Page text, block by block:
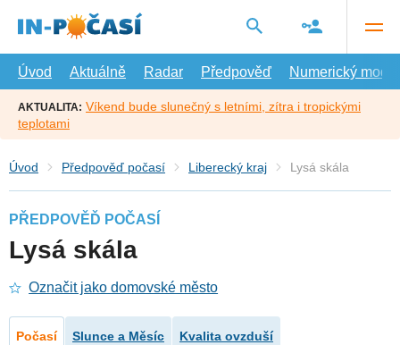
hlavní
Úvod
Aktuálně Radar Předpověď Numerický model
AKTUALITA: Víkend bude slunečný s letními, zítra i tropickými
teplotami
Úvod Předpověď počasí Liberecký kraj Lysá skála
PŘEDPOVĚĎ POČASÍ
Lysá skála
Označit jako domovské město
Počasí Slunce a Měsíc Kvalita ovzduší